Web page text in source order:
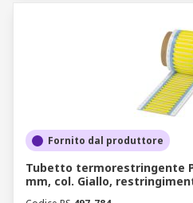
Fornito dal produttore
Tubetto termorestringente
mm, col. Giallo,